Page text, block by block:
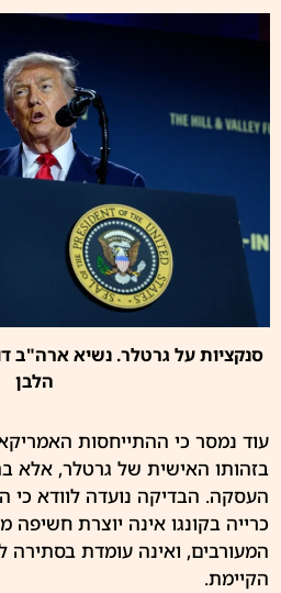
סנקציות על גרטלר. נשיא ארה"ב
הלבן
עוד נמסר כי ההתייחסות
בזהותו האישית של גרטלר, אלא
העסקה. הבדיקה נועדה לוודא
כרייה בקונגו אינה יוצרת חשיפה
המעורבים, ואינה עומדת בסתירה
הקיימת.